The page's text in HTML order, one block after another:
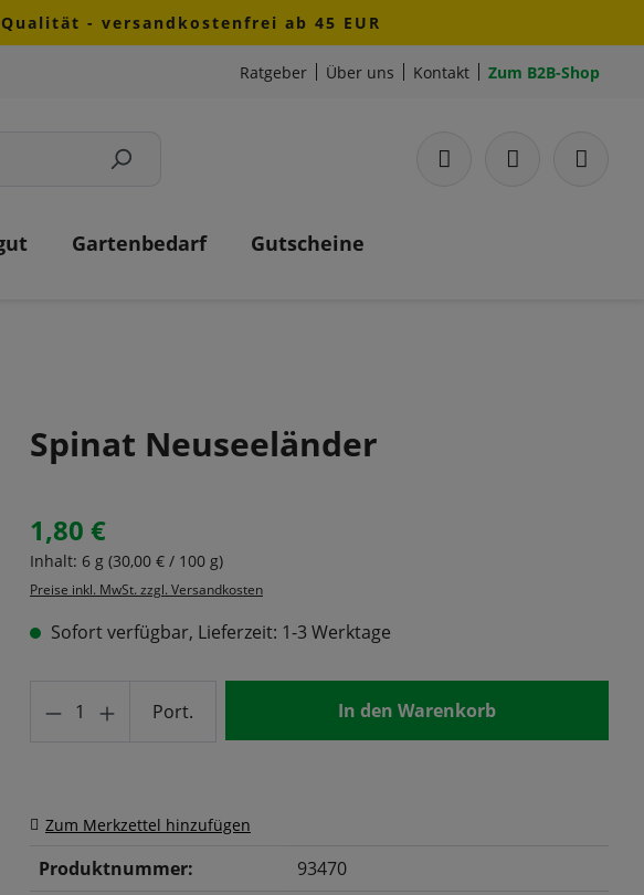
- versandkostenfrei ab 45 EUR
Ratgeber Über uns Kontakt Zum B2B-Shop
Gartenbedarf Gutscheine
Spinat Neuseeländer
Regulärer Preis:
1,80 €
Inhalt: 6 g (30,00 € / 100 g)
Preise inkl. MwSt. zzgl. Versandkosten
Sofort verfügbar, Lieferzeit: 1-3 Werktage
Produkt Anzahl: Gib den gewünschten Wert ein
Port. In den Warenkorb
Zum Merkzettel hinzufügen
Produktnummer:
93470